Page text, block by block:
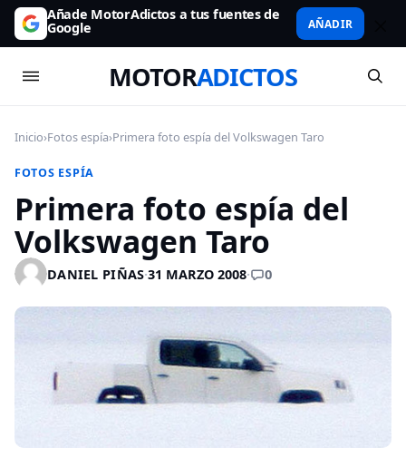
Añade MotorAdictos a tus fuentes de
Google AÑADIR
MOTORADICTOS
Inicio›Fotos espía›Primera foto espía del Volkswagen Taro
FOTOS ESPÍA
Primera foto espía del
Volkswagen Taro
DANIEL PIÑAS·31 MARZO 2008· 0